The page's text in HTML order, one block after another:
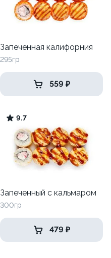
Запеченная калифорния
295гр
559 ₽
9.7
Запеченный с кальмаром
300гр
479 ₽